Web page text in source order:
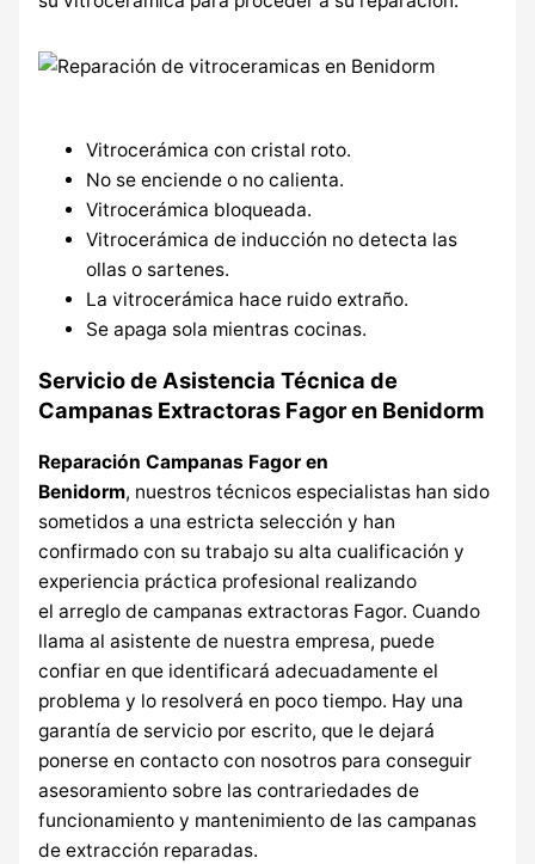
Vitrocerámica con cristal roto.
No se enciende o no calienta.
Vitrocerámica bloqueada.
Vitrocerámica de inducción no detecta las
ollas o sartenes.
La vitrocerámica hace ruido extraño.
Se apaga sola mientras cocinas.
Servicio de Asistencia Técnica de
Campanas Extractoras Fagor en Benidorm
Reparación Campanas Fagor en
Benidorm, nuestros técnicos especialistas han sido
sometidos a una estricta selección y han
confirmado con su trabajo su alta cualificación y
experiencia práctica profesional realizando
el arreglo de campanas extractoras Fagor. Cuando
llama al asistente de nuestra empresa, puede
confiar en que identificará adecuadamente el
problema y lo resolverá en poco tiempo. Hay una
garantía de servicio por escrito, que le dejará
ponerse en contacto con nosotros para conseguir
asesoramiento sobre las contrariedades de
funcionamiento y mantenimiento de las campanas
de extracción reparadas.